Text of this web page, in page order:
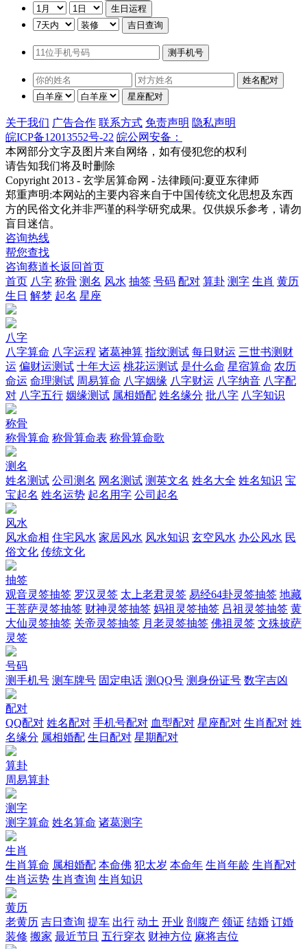
关于我们 广告合作 联系方式 免责声明 隐私声明
皖ICP备12013552号-22 皖公网安备：
本网部分文字及图片来自网络，如有侵犯您的权利
请告知我们将及时删除
Copyright 2013 - 玄学居算命网 - 法律顾问:夏亚东律师
郑重声明:本网站的主要内容来自于中国传统文化思想及东西
方的民俗文化并非严谨的科学研究成果。仅供娱乐参考，请勿
盲目迷信。
咨询热线
帮您查找
咨询蔡道长返回首页
首页 八字 称骨 测名 风水 抽签 号码 配对 算卦 测字 生肖 黄历
生日 解梦 起名 星座
八字
八字算命 八字运程 诸葛神算 指纹测试 每日财运 三世书测财
运 偏财运测试 十年大运 桃花运测试 是什么命 星宿算命 农历
命运 命理测试 周易算命 八字姻缘 八字财运 八字纳音 八字配
对 八字五行 姻缘测试 属相婚配 姓名缘分 批八字 八字知识
称骨
称骨算命 称骨算命表 称骨算命歌
测名
姓名测试 公司测名 网名测试 测英文名 姓名大全 姓名知识 宝
宝起名 姓名运势 起名用字 公司起名
风水
风水命相 住宅风水 家居风水 风水知识 玄空风水 办公风水 民
俗文化 传统文化
抽签
观音灵签抽签 罗汉灵签 太上老君灵签 易经64卦灵签抽签 地藏
王菩萨灵签抽签 财神灵签抽签 妈祖灵签抽签 吕祖灵签抽签 黄
大仙灵签抽签 关帝灵签抽签 月老灵签抽签 佛祖灵签 文殊披萨
灵签
号码
测手机号 测车牌号 固定电话 测QQ号 测身份证号 数字吉凶
配对
QQ配对 姓名配对 手机号配对 血型配对 星座配对 生肖配对 姓
名缘分 属相婚配 生日配对 星期配对
算卦
周易算卦
测字
测字算命 姓名算命 诸葛测字
生肖
生肖算命 属相婚配 本命佛 犯太岁 本命年 生肖年龄 生肖配对
生肖运势 生肖查询 生肖知识
黄历
老黄历 吉日查询 提车 出行 动土 开业 剖腹产 领证 结婚 订婚
装修 搬家 最近节日 五行穿衣 财神方位 麻将吉位